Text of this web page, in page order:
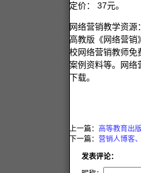
定价： 37元。
网络营销教学资源：
高教版《网络营
校网络营销教师免
案例资料等。网络
下载。
上一篇： 高等教育出
下一篇： 营销人博客
发表评论：